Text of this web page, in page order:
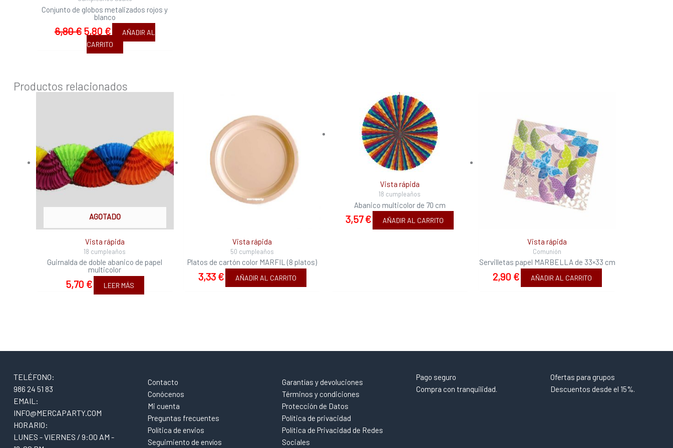
Conjunto de globos metalizados rojos y
blanco
6,80€ 5,80 €
AÑADIR AL
CARRITO
Productos relacionados
AGOTADO
Vista rápida
18 cumpleaños
Guirnalda de doble abanico de papel
multicolor
5,70 € LEER MÁS
Vista rápida
50 cumpleaños
Platos de cartón color MARFIL (8 platos)
3,33 € AÑADIR AL CARRITO
Vista rápida
18 cumpleaños
Abanico multicolor de 70 cm
3,57€ AÑADIR AL CARRITO
Vista rápida
Comunión
Servilletas papel MARBELLA de 33×33 cm
2,90 € AÑADIR AL CARRITO
TELÉFONO:
986 24 51 83
EMAIL:
INFO@MERCAPARTY.COM
HORARIO:
LUNES - VIERNES / 9:00 AM -
Contacto
Conócenos
Mi cuenta
Preguntas frecuentes
Política de envios
Seguimiento de envíos
Garantías y devoluciones
Términos y condiciones
Protección de Datos
Política de privacidad
Política de Privacidad de Redes
Sociales
Pago seguro
Compra con tranquilidad.
Ofertas para grupos
Descuentos desde el 15%.